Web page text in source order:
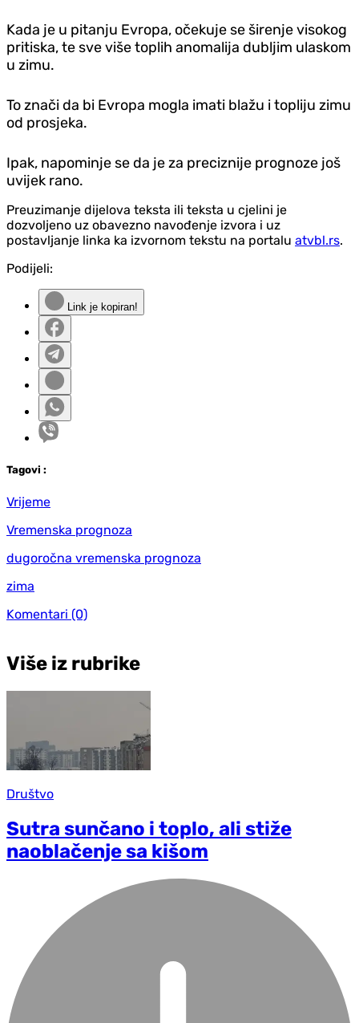
Kada je u pitanju Evropa, očekuje se širenje visokog
pritiska, te sve više toplih anomalija dubljim ulaskom
u zimu.
To znači da bi Evropa mogla imati blažu i topliju zimu
od prosjeka.
Ipak, napominje se da je za preciznije prognoze još
uvijek rano.
Preuzimanje dijelova teksta ili teksta u cjelini je
dozvoljeno uz obavezno navođenje izvora i uz
postavljanje linka ka izvornom tekstu na portalu atvbl.rs.
Podijeli:
Link je kopiran!
Tagovi :
Vrijeme
Vremenska prognoza
dugoročna vremenska prognoza
zima
Komentari (0)
Više iz rubrike
Društvo
Sutra sunčano i toplo, ali stiže
naoblačenje sa kišom